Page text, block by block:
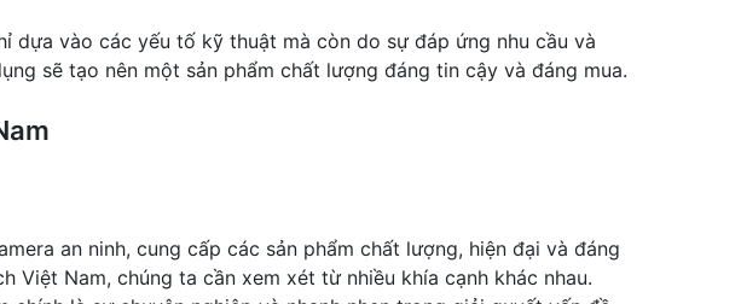
dựa vào các yếu tố kỹ thuật mà còn do sự đáp ứng nhu cầu và
sẽ tạo nên một sản phẩm chất lượng đáng tin cậy và đáng mua.
an ninh, cung cấp các sản phẩm chất lượng, hiện đại và đáng
Việt Nam, chúng ta cần xem xét từ nhiều khía cạnh khác nhau.